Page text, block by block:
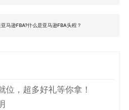
马逊FBA?什么是亚马逊FBA头程？
位，超多好礼等你拿！